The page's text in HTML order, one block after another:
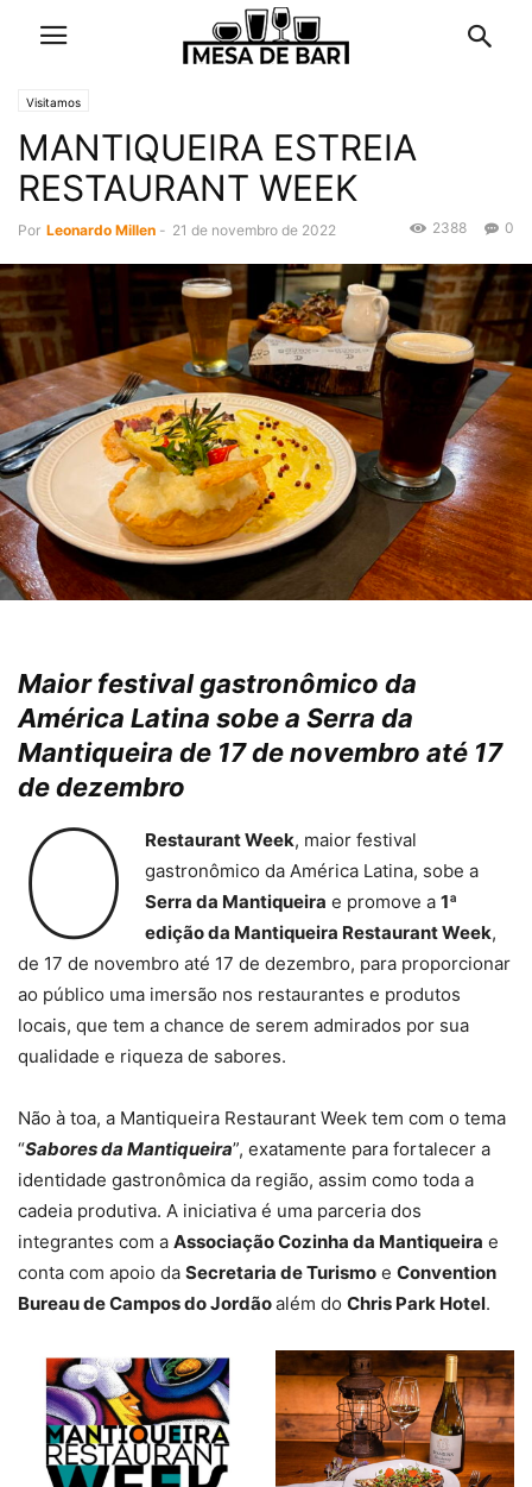
Visitamos
MANTIQUEIRA ESTREIA
RESTAURANT WEEK
Por Leonardo Millen - 21 de novembro de 2022 0
2388
Maior festival gastronômico da
América Latina sobe a Serra da
Mantiqueira de 17 de novembro até 17
de dezembro
O Restaurant Week, maior festival
gastronômico da América Latina, sobe a
Serra da Mantiqueira e promove a 1ª
edição da Mantiqueira Restaurant Week,
de 17 de novembro até 17 de dezembro, para proporcionar
ao público uma imersão nos restaurantes e produtos
locais, que tem a chance de serem admirados por sua
qualidade e riqueza de sabores.
Não à toa, a Mantiqueira Restaurant Week tem com o tema
“Sabores da Mantiqueira”, exatamente para fortalecer a
identidade gastronômica da região, assim como toda a
cadeia produtiva. A iniciativa é uma parceria dos
integrantes com a Associação Cozinha da Mantiqueira e
conta com apoio da Secretaria de Turismo e Convention
Bureau de Campos do Jordãoalém do Chris Park Hotel.